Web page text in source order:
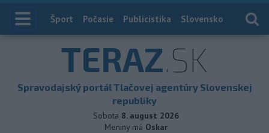
Index
Šport Počasie Publicistika Slovensko
TERAZ.SK
Spravodajský portál Tlačovej agentúry Slovenskej
republiky
Sobota 8. august 2026
Meniny má Oskar